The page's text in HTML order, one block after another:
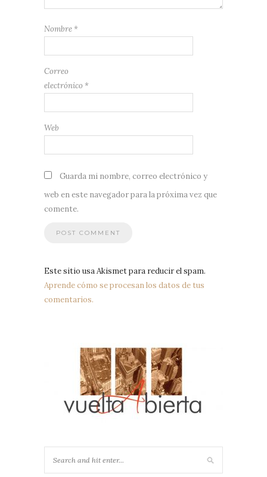
Nombre *
Correo
electrónico *
Web
Guarda mi nombre, correo electrónico y
web en este navegador para la próxima vez que
comente.
Este sitio usa Akismet para reducir el spam.
Aprende cómo se procesan los datos de tus
comentarios.